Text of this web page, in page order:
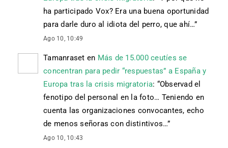
ha participado Vox? Era una buena oportunidad
para darle duro al idiota del perro, que ahí…”
Ago 10, 10:49
Tamanraset en Más de 15.000 ceutíes se
concentran para pedir “respuestas” a España y
Europa tras la crisis migratoria: “Observad el
fenotipo del personal en la foto… Teniendo en
cuenta las organizaciones convocantes, echo
de menos señoras con distintivos…”
Ago 10, 10:43